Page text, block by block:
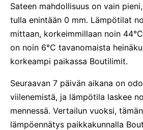
Sateen mahdollisuus on vain
tulla enintään 0 mm. Lämpötilat
mittaan, korkeimmillaan noin
on noin 6°C tavanomaista
korkeampi paikassa Boutilimit.
Seuraavan 7 päivän aikana on
viilenemistä, ja lämpötila laskee
mennessä. Vertailun vuoksi,
lämpöennätys paikkakunnalla